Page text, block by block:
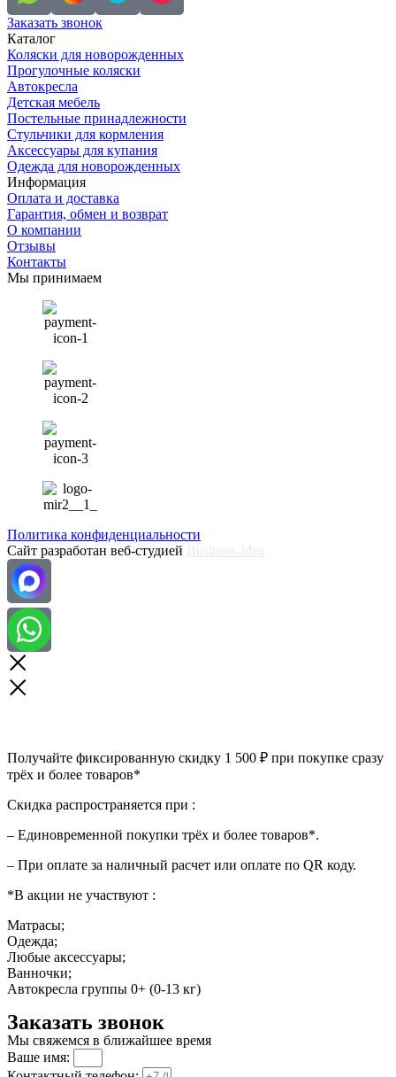
Заказать звонок
Каталог
Коляски для новорожденных
Прогулочные коляски
Автокресла
Детская мебель
Постельные принадлежности
Стульчики для кормления
Аксессуары для купания
Одежда для новорожденных
Информация
Оплата и доставка
Гарантия, обмен и возврат
О компании
Отзывы
Контакты
Мы принимаем
Политика конфиденциальности
Сайт разработан веб-студией
Получайте фиксированную скидку 1 500 ₽ при покупке сразу
трёх и более товаров*
Скидка распространяется при :
– Единовременной покупки трёх и более товаров*.
– При оплате за наличный расчет или оплате по QR коду.
*В акции не участвуют :
Матрасы;
Одежда;
Любые аксессуары;
Ванночки;
Автокресла группы 0+ (0-13 кг)
Заказать звонок
Мы свяжемся в ближайшее время
Ваше имя: